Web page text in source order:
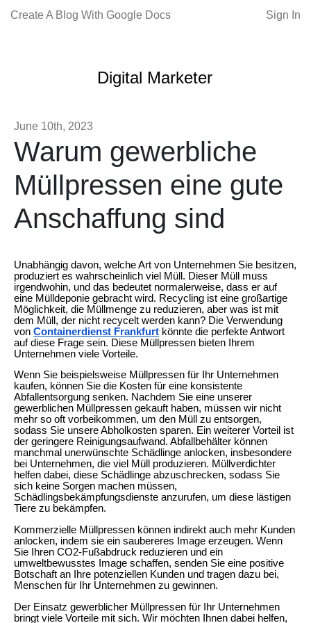
Create A Blog With Google Docs Sign In
Digital Marketer
June 10th, 2023
Warum gewerbliche
Müllpressen eine gute
Anschaffung sind
Unabhängig davon, welche Art von Unternehmen Sie besitzen,
produziert es wahrscheinlich viel Müll. Dieser Müll muss
irgendwohin, und das bedeutet normalerweise, dass er auf
eine Mülldeponie gebracht wird. Recycling ist eine großartige
Möglichkeit, die Müllmenge zu reduzieren, aber was ist mit
dem Müll, der nicht recycelt werden kann? Die Verwendung
von Containerdienst Frankfurt könnte die perfekte Antwort
auf diese Frage sein. Diese Müllpressen bieten Ihrem
Unternehmen viele Vorteile.
Wenn Sie beispielsweise Müllpressen für Ihr Unternehmen
kaufen, können Sie die Kosten für eine konsistente
Abfallentsorgung senken. Nachdem Sie eine unserer
gewerblichen Müllpressen gekauft haben, müssen wir nicht
mehr so oft vorbeikommen, um den Müll zu entsorgen,
sodass Sie unsere Abholkosten sparen. Ein weiterer Vorteil ist
der geringere Reinigungsaufwand. Abfallbehälter können
manchmal unerwünschte Schädlinge anlocken, insbesondere
bei Unternehmen, die viel Müll produzieren. Müllverdichter
helfen dabei, diese Schädlinge abzuschrecken, sodass Sie
sich keine Sorgen machen müssen,
Schädlingsbekämpfungsdienste anzurufen, um diese lästigen
Tiere zu bekämpfen.
Kommerzielle Müllpressen können indirekt auch mehr Kunden
anlocken, indem sie ein saubereres Image erzeugen. Wenn
Sie Ihren CO2-Fußabdruck reduzieren und ein
umweltbewusstes Image schaffen, senden Sie eine positive
Botschaft an Ihre potenziellen Kunden und tragen dazu bei,
Menschen für Ihr Unternehmen zu gewinnen.
Der Einsatz gewerblicher Müllpressen für Ihr Unternehmen
bringt viele Vorteile mit sich. Wir möchten Ihnen dabei helfen,